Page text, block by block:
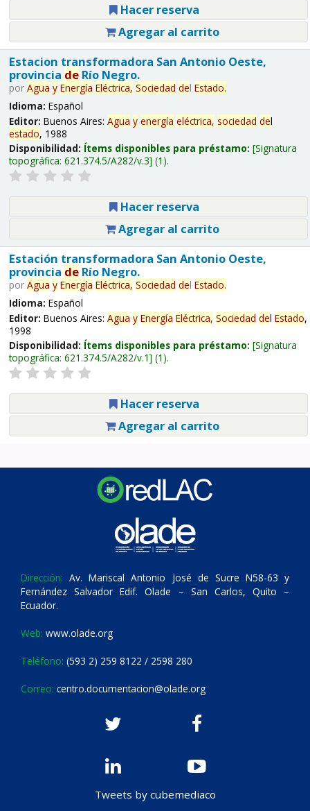
Hacer reserva
Agregar al carrito
Estacion transformadora San Antonio Oeste,
provincia deRío Negro.
por Agua y Energía Eléctrica, Sociedad del Estado.
Idioma: Español
Editor: Buenos Aires: Agua y energía eléctrica, sociedad del
estado, 1988
Disponibilidad: Ítems disponibles para préstamo: Signatura
topográfica: 621.374.5/A282/v.3 (1).
Hacer reserva
Agregar al carrito
Estación transformadora San Antonio Oeste,
provincia deRío Negro.
por Agua y Energía Eléctrica, Sociedad del Estado.
Idioma: Español
Editor: Buenos Aires: Agua y Energía Eléctrica, Sociedad del Estado,
1998
Disponibilidad: Ítems disponibles para préstamo: Signatura
topográfica: 621.374.5/A282/v.1 (1).
Hacer reserva
Agregar al carrito
Dirección: Av. Mariscal Antonio José de Sucre N58-63 y
Fernández Salvador Edif. Olade – San Carlos, Quito –
Ecuador.
Web: www.olade.org
Teléfono: (593 2) 259 8122 / 2598 280
Correo: centro.documentacion@olade.org
Tweets by cubemediaco